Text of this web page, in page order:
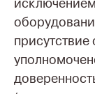
присутствие